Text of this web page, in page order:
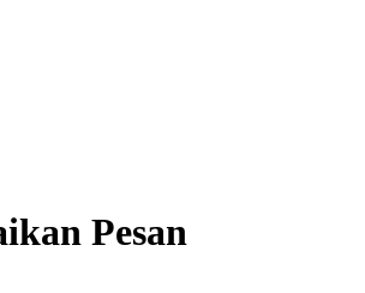
Pesan